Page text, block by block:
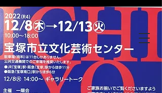
© Copyright